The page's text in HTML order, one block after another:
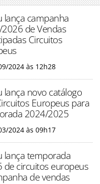
lança campanha
de Vendas
Circuitos
2024 às 12h28
lança novo catálogo
Europeus para
2024/2025
2024 às 09h17
lança temporada
de circuitos europeus
de vendas